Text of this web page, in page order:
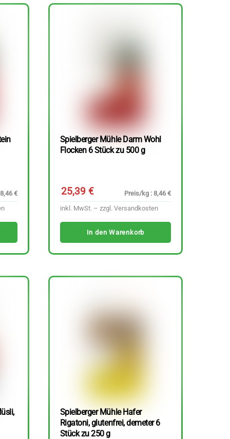
€
Spielberger Mühle Darm Wohl
Flocken 6 Stück zu 500 g
25,39€
Preis/kg : 8,46 €
inkl. MwSt. – zzgl. Versandkosten
In den Warenkorb
Spielberger Mühle Hafer
Rigatoni, glutenfrei, demeter 6
Stück zu 250 g